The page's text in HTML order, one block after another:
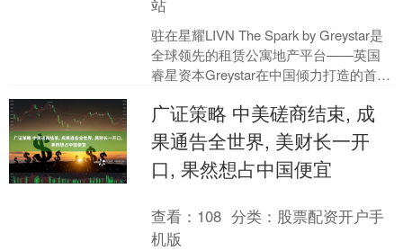
站
驻在星耀LIVN The Spark by Greystar是
全球领先的租赁公寓地产平台——英国
睿星资本Greystar在中国倾力打造的首个
广证策略 中美磋商结束, 成
果通告全世界, 美财长一开
口, 果然想占中国便宜
查看： 108 分类： 股票配资开户手
机版